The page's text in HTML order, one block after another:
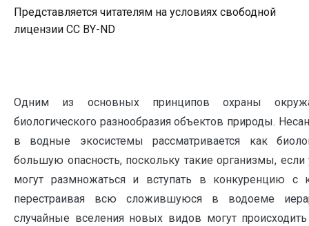
Представляется читателям на условиях свободной
лицензии CC BY-ND
Одним из основных принципов охраны
биологического разнообразия объектов природы.
в водные экосистемы рассматривается как
большую опасность, поскольку такие организмы,
могут размножаться и вступать в конкуренцию
перестраивая всю сложившуюся в водоеме
случайные вселения новых видов могут